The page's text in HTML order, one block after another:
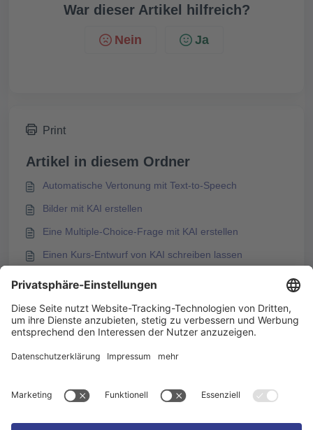
War dieser Artikel hilfreich?
Nein Ja
Print
Artikel in diesem Ordner
Automatische Vertonung mit Text-to-Speech
Bilder mit KAI erstellen
Eine Multiple-Choice-Frage mit KAI erstellen
Einen Kurs-Entwurf von KAI schreiben lassen
Das könnte Sie auch interessieren
Künstliche Intelligenz (KI) in Knowledgeworker Create
Automatische Übersetzungen aktivieren
KI-übersetzte Inhalte markieren
Übersetzung